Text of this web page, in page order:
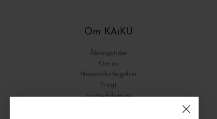
Om KAiKU
Åbningstider
Om os
Handelsbetingelser
Fragt
Fortrydelsesret